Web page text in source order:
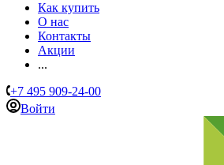
Как купить
О нас
Контакты
Акции
...
+7 495 909-24-00
Войти